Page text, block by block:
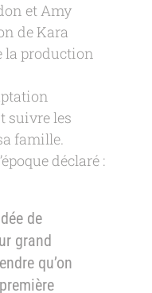
et Amy
de Kara
la production
suivre les
famille.
déclaré :
de
grand
qu’on